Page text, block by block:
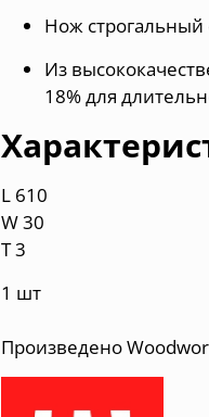
Нож строгальный
Из
18% для
L 610
W 30
T 3
1 шт
Произведено